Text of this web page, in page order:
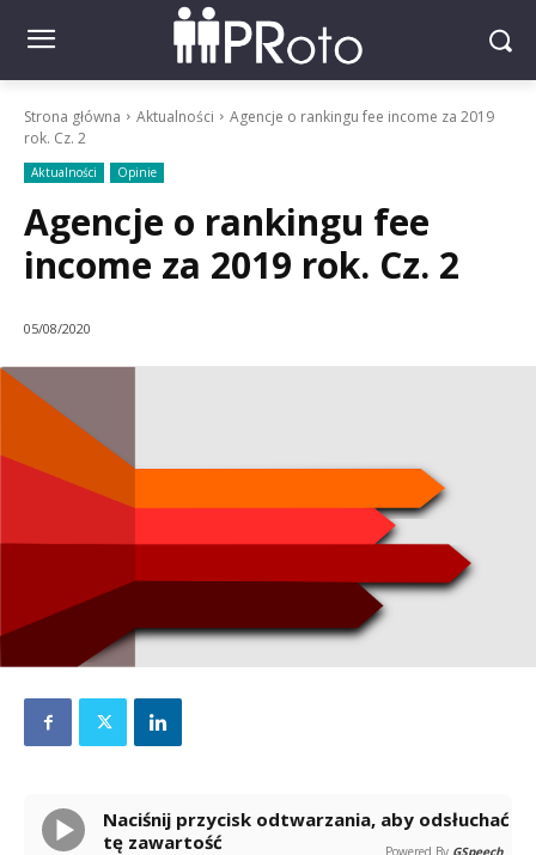
Strona główna Aktualności
Agencje o rankingu fee income za 2019
rok. Cz. 2
Aktualności Opinie
Agencje o rankingu fee
income za 2019 rok. Cz. 2
05/08/2020
Naciśnij przycisk odtwarzania, aby odsłuchać
tę zawartość
Powered By GSpeech